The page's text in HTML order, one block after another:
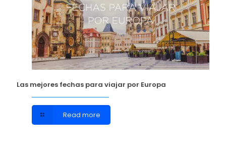
Las mejores fechas para viajar por Europa
Read more